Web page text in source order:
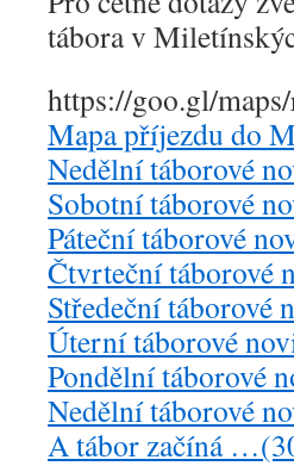
tábora v
https://goo.gl/
Mapa příjezdu do
Nedělní táborové
Sobotní táborové
Páteční táborové
Čtvrteční táborové
Středeční táborové
Úterní táborové
Pondělní táborové
Nedělní táborové
A tábor začíná